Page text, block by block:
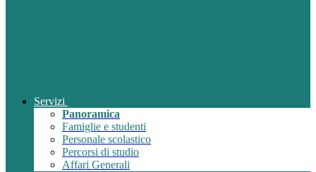
Servizi
Panoramica
Famiglie e studenti
Personale scolastico
Percorsi di studio
Affari Generali